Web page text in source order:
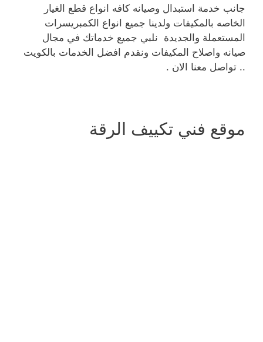
جانب خدمة استبدال وصيانه كافه انواع قطع الغيار
الخاصه بالمكيفات ولدينا جميع انواع الكمبريسرات
المستعملة والجديدة نلبي جميع خدماتك في مجال
صيانه واصلاح المكيفات ونقدم افضل الخدمات بالكويت
.. تواصل معنا الان .
موقع فني تكييف الرقة